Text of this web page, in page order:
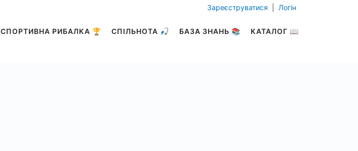
СПОРТИВНА РИБАЛКА 🏆 СПІЛЬНОТА 🎣 БАЗА ЗНАНЬ 📚 КАТАЛОГ 📖
Зареєструватися Логін